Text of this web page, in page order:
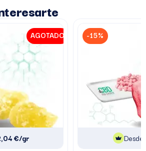
€/gr
AGOTADO
Desde
-15%